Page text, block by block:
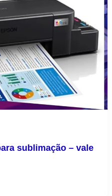
sublimação – vale